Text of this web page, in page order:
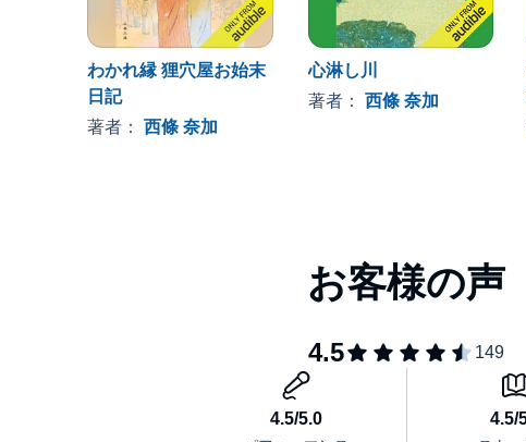
わかれ縁 狸穴屋お始末
日記
著者： 西條 奈加
心淋し川
著者： 西條 奈加